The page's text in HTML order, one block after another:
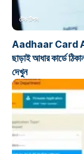
টেক টিপস
Aadhaar Card
ছাড়াই আধার কার্ডে
দেখুন